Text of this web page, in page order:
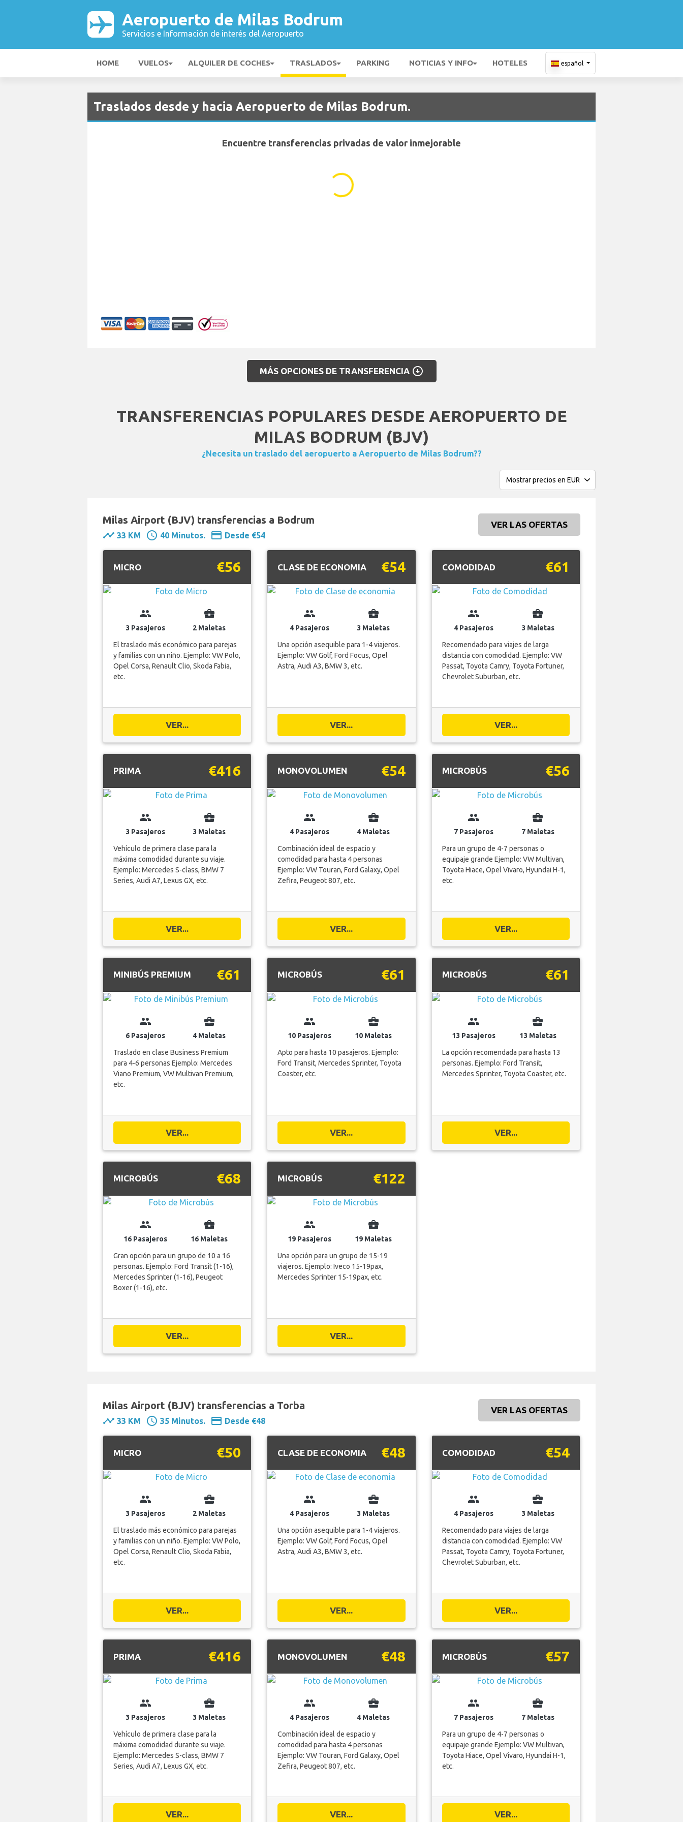
Aeropuerto de Milas Bodrum
Servicios e Información de interés del Aeropuerto
HOME VUELOS ALQUILER DE COCHES TRASLADOS PARKING NOTICIAS Y INFO HOTELES español
Traslados desde y hacia Aeropuerto de Milas Bodrum.
Encuentre transferencias privadas de valor inmejorable
MÁS OPCIONES DE TRANSFERENCIA arrow_circle_down
TRANSFERENCIAS POPULARES DESDE AEROPUERTO DE
MILAS BODRUM (BJV)
¿Necesita un traslado del aeropuerto a Aeropuerto de Milas Bodrum??
Milas Airport (BJV) transferencias a Bodrum
timeline 33 KM schedule 40 Minutos. payment Desde €54
VER LAS OFERTAS
MICRO €56
group
3 Pasajeros
business_center
2 Maletas
El traslado más económico para parejas
y familias con un niño. Ejemplo: VW Polo,
Opel Corsa, Renault Clio, Skoda Fabia,
etc.
VER...
CLASE DE ECONOMIA €54
group
4 Pasajeros
business_center
3 Maletas
Una opción asequible para 1-4 viajeros.
Ejemplo: VW Golf, Ford Focus, Opel
Astra, Audi A3, BMW 3, etc.
VER...
COMODIDAD €61
group
4 Pasajeros
business_center
3 Maletas
Recomendado para viajes de larga
distancia con comodidad. Ejemplo: VW
Passat, Toyota Camry, Toyota Fortuner,
Chevrolet Suburban, etc.
VER...
PRIMA €416
group
3 Pasajeros
business_center
3 Maletas
Vehículo de primera clase para la
máxima comodidad durante su viaje.
Ejemplo: Mercedes S-class, BMW 7
Series, Audi A7, Lexus GX, etc.
VER...
MONOVOLUMEN €54
group
4 Pasajeros
business_center
4 Maletas
Combinación ideal de espacio y
comodidad para hasta 4 personas
Ejemplo: VW Touran, Ford Galaxy, Opel
Zefira, Peugeot 807, etc.
VER...
MICROBÚS €56
group
7 Pasajeros
business_center
7 Maletas
Para un grupo de 4-7 personas o
equipaje grande Ejemplo: VW Multivan,
Toyota Hiace, Opel Vivaro, Hyundai H-1,
etc.
VER...
MINIBÚS PREMIUM €61
group
6 Pasajeros
business_center
4 Maletas
Traslado en clase Business Premium
para 4-6 personas Ejemplo: Mercedes
Viano Premium, VW Multivan Premium,
etc.
VER...
MICROBÚS €61
group
10 Pasajeros
business_center
10 Maletas
Apto para hasta 10 pasajeros. Ejemplo:
Ford Transit, Mercedes Sprinter, Toyota
Coaster, etc.
VER...
MICROBÚS €61
group
13 Pasajeros
business_center
13 Maletas
La opción recomendada para hasta 13
personas. Ejemplo: Ford Transit,
Mercedes Sprinter, Toyota Coaster, etc.
VER...
MICROBÚS €68
group
16 Pasajeros
business_center
16 Maletas
Gran opción para un grupo de 10 a 16
personas. Ejemplo: Ford Transit (1-16),
Mercedes Sprinter (1-16), Peugeot
Boxer (1-16), etc.
VER...
MICROBÚS €122
group
19 Pasajeros
business_center
19 Maletas
Una opción para un grupo de 15-19
viajeros. Ejemplo: Iveco 15-19pax,
Mercedes Sprinter 15-19pax, etc.
VER...
Milas Airport (BJV) transferencias a Torba
timeline 33 KM schedule 35 Minutos. payment Desde €48
VER LAS OFERTAS
MICRO €50
group
3 Pasajeros
business_center
2 Maletas
El traslado más económico para parejas
y familias con un niño. Ejemplo: VW Polo,
Opel Corsa, Renault Clio, Skoda Fabia,
etc.
VER...
CLASE DE ECONOMIA €48
group
4 Pasajeros
business_center
3 Maletas
Una opción asequible para 1-4 viajeros.
Ejemplo: VW Golf, Ford Focus, Opel
Astra, Audi A3, BMW 3, etc.
VER...
COMODIDAD €54
group
4 Pasajeros
business_center
3 Maletas
Recomendado para viajes de larga
distancia con comodidad. Ejemplo: VW
Passat, Toyota Camry, Toyota Fortuner,
Chevrolet Suburban, etc.
VER...
PRIMA €416
group
3 Pasajeros
business_center
3 Maletas
Vehículo de primera clase para la
máxima comodidad durante su viaje.
Ejemplo: Mercedes S-class, BMW 7
Series, Audi A7, Lexus GX, etc.
VER...
MONOVOLUMEN €48
group
4 Pasajeros
business_center
4 Maletas
Combinación ideal de espacio y
comodidad para hasta 4 personas
Ejemplo: VW Touran, Ford Galaxy, Opel
Zefira, Peugeot 807, etc.
VER...
MICROBÚS €57
group
7 Pasajeros
business_center
7 Maletas
Para un grupo de 4-7 personas o
equipaje grande Ejemplo: VW Multivan,
Toyota Hiace, Opel Vivaro, Hyundai H-1,
etc.
VER...